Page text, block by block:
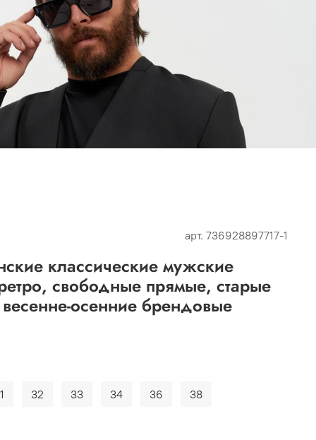
арт. 736928897717-1
классические мужские
свободные прямые, старые
осенние брендовые
32 33 34 36 38